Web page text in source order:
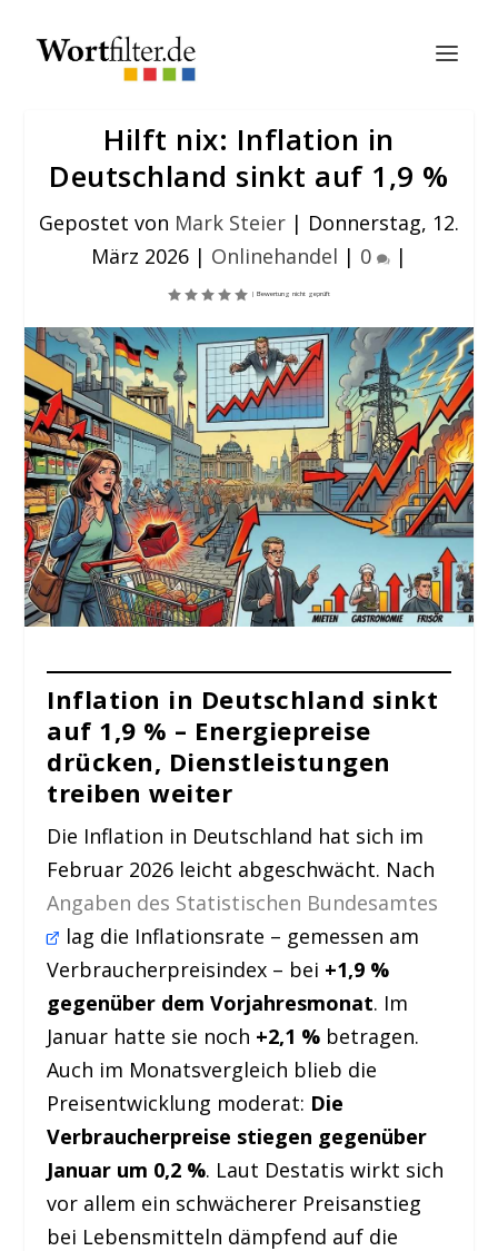
Hilft nix: Inflation in
Deutschland sinkt auf 1,9 %
Gepostet von Mark Steier | Donnerstag, 12.
März 2026 | Onlinehandel | 0 |
Inflation in Deutschland sinkt
auf 1,9 % – Energiepreise
drücken, Dienstleistungen
treiben weiter
Die Inflation in Deutschland hat sich im
Februar 2026 leicht abgeschwächt. Nach
Angaben des Statistischen Bundesamtes
lag die Inflationsrate – gemessen am
Verbraucherpreisindex – bei +1,9 %
gegenüber dem Vorjahresmonat. Im
Januar hatte sie noch +2,1 % betragen.
Auch im Monatsvergleich blieb die
Preisentwicklung moderat: Die
Verbraucherpreise stiegen gegenüber
Januar um 0,2 %. Laut Destatis wirkt sich
vor allem ein schwächerer Preisanstieg
bei Lebensmitteln dämpfend auf die